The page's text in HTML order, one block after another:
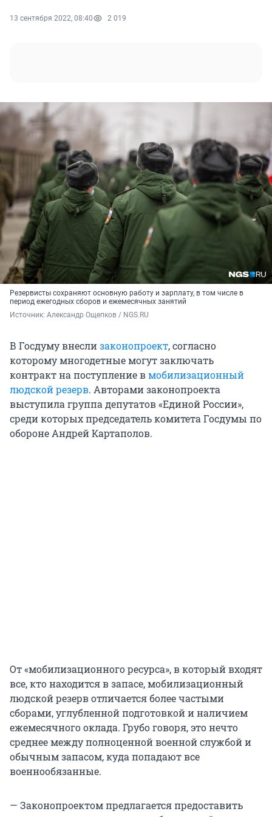
13 сентября 2022, 08:40 2 019
Резервисты сохраняют основную работу и зарплату, в том числе в
период ежегодных сборов и ежемесячных занятий
Источник: Александр Ощепков / NGS.RU
В Госдуму внеслизаконопроект, согласно
которому многодетные могут заключать
контракт на поступление вмобилизационный
людской резерв. Авторами законопроекта
выступила группа депутатов «Единой России»,
среди которых председатель комитета Госдумы по
обороне Андрей Картаполов.
От «мобилизационного ресурса», в который входят
все, кто находится в запасе, мобилизационный
людской резерв отличается более частыми
сборами, углубленной подготовкой и наличием
ежемесячного оклада. Грубо говоря, это нечто
среднее между полноценной военной службой и
обычным запасом, куда попадают все
военнообязанные.
— Законопроектом предлагается предоставить